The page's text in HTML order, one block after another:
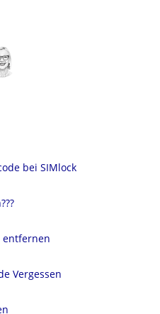
bei SIMlock
entfernen
Vergessen